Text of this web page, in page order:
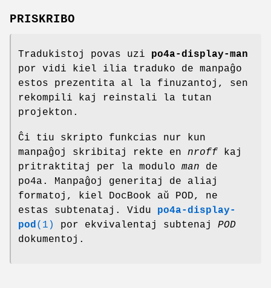
PRISKRIBO
Tradukistoj povas uzi po4a-display-man
por vidi kiel ilia traduko de manpaĝo
estos prezentita al la finuzantoj, sen
rekompili kaj reinstali la tutan
projekton.
Ĉi tiu skripto funkcias nur kun
manpaĝoj skribitaj rekte en nroff kaj
pritraktitaj per la modulo man de
po4a. Manpaĝoj generitaj de aliaj
formatoj, kiel DocBook aŭ POD, ne
estas subtenataj. Vidu po4a-display-
pod (1) por ekvivalentaj subtenaj POD
dokumentoj.